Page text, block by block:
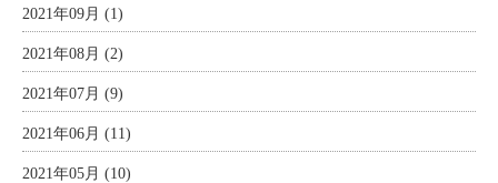
2021年09月 (1)
2021年08月 (2)
2021年07月 (9)
2021年06月 (11)
2021年05月 (10)